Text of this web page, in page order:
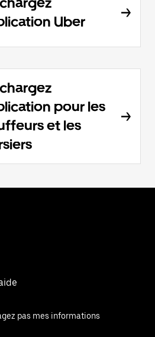
Uber
pour les
et les
pas mes informations